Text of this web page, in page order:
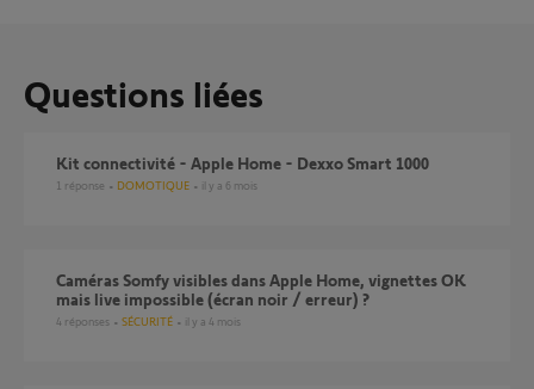
Questions liées
Kit connectivité - Apple Home - Dexxo Smart 1000
1 réponse DOMOTIQUE il y a 6 mois
Caméras Somfy visibles dans Apple Home, vignettes OK
mais live impossible (écran noir / erreur) ?
4 réponses SÉCURITÉ il y a 4 mois